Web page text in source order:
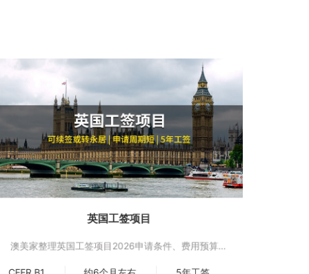
英国工签项目
澳美家整理英国工签项目2026申请条件、费用预算、